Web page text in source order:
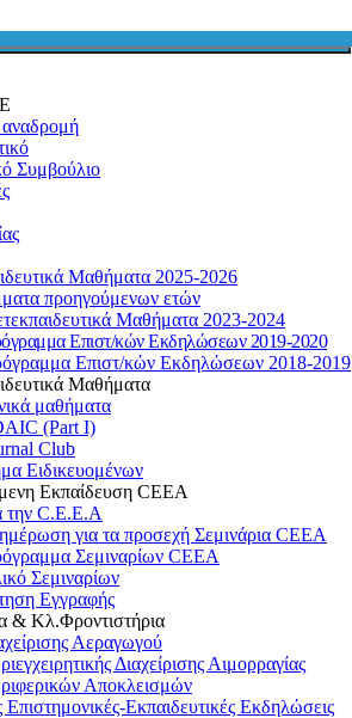
αναδρομή
Συμβούλιο
Μαθήματα 2025-2026
προηγούμενων ετών
Μαθήματα 2023-2024
Επιστ/κών Εκδηλώσεων 2019-2020
Επιστ/κών Εκδηλώσεων 2018-2019
Μαθήματα
μαθήματα
(Part I)
Club
Ειδικευομένων
Εκπαίδευση CEEA
την C.E.E.A
για τα προσεχή Σεμινάρια CEEA
Σεμιναρίων CEEA
Σεμιναρίων
Εγγραφής
& Κλ.Φροντιστήρια
Αεραγωγού
Διαχείρισης Αιμορραγίας
Αποκλεισμών
Επιστημονικές-Εκπαιδευτικές Εκδηλώσεις